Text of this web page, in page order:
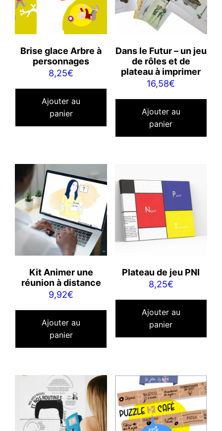
Brise glace Arbre à
personnages
8,25€
Ajouter au
panier
Dans le Futur – un jeu
de rôles et de
plateau à imprimer
16,58€
Ajouter au
panier
Kit Animer une
réunion à distance
9,92€
Ajouter au
panier
Plateau de jeu PNI
8,25€
Ajouter au
panier